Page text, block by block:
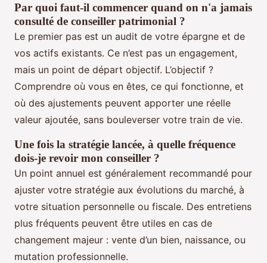
Par quoi faut-il commencer quand on n'a jamais
consulté de conseiller patrimonial ?
Le premier pas est un audit de votre épargne et de
vos actifs existants. Ce n’est pas un engagement,
mais un point de départ objectif. L’objectif ?
Comprendre où vous en êtes, ce qui fonctionne, et
où des ajustements peuvent apporter une réelle
valeur ajoutée, sans bouleverser votre train de vie.
Une fois la stratégie lancée, à quelle fréquence
dois-je revoir mon conseiller ?
Un point annuel est généralement recommandé pour
ajuster votre stratégie aux évolutions du marché, à
votre situation personnelle ou fiscale. Des entretiens
plus fréquents peuvent être utiles en cas de
changement majeur : vente d’un bien, naissance, ou
mutation professionnelle.